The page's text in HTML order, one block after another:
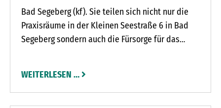
Bad Segeberg (kf). Sie teilen sich nicht nur die
Praxisräume in der Kleinen Seestraße 6 in Bad
Segeberg sondern auch die Fürsorge für das
ganz eigenen Ansätze und Herangehensweisen.
WEITERLESEN …